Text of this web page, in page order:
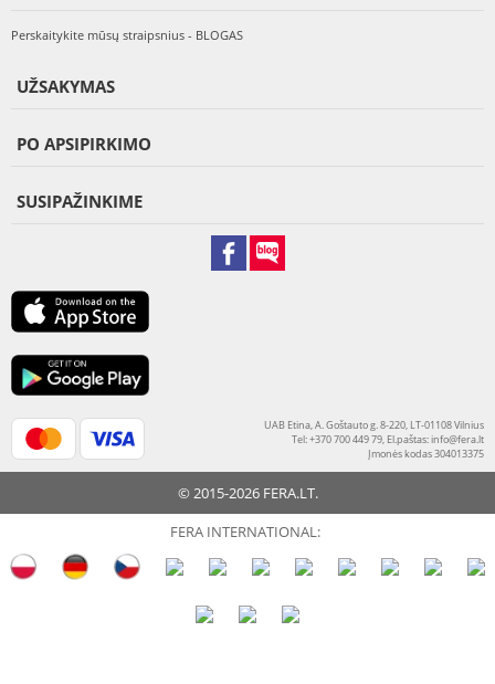
Perskaitykite mūsų straipsnius - BLOGAS
UŽSAKYMAS
PO APSIPIRKIMO
SUSIPAŽINKIME
UAB Etina, A. Goštauto g. 8-220, LT-01108 Vilnius
Tel: +370 700 449 79, El.paštas:info@fera.lt
Įmonės kodas 304013375
© 2015-2026 FERA.LT.
FERA INTERNATIONAL: